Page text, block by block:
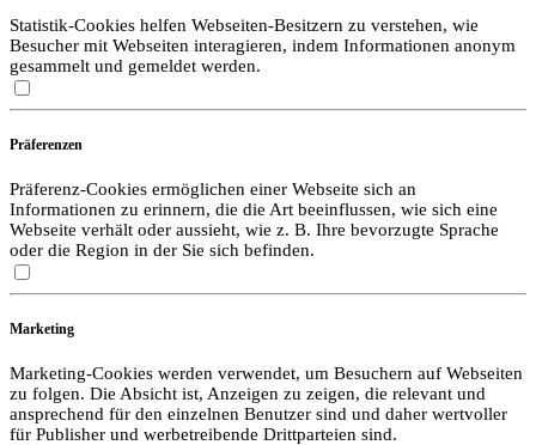
Statistik-Cookies helfen Webseiten-Besitzern zu verstehen, wie
Besucher mit Webseiten interagieren, indem Informationen anonym
gesammelt und gemeldet werden.
Präferenzen
Präferenz-Cookies ermöglichen einer Webseite sich an
Informationen zu erinnern, die die Art beeinflussen, wie sich eine
Webseite verhält oder aussieht, wie z. B. Ihre bevorzugte Sprache
oder die Region in der Sie sich befinden.
Marketing
Marketing-Cookies werden verwendet, um Besuchern auf Webseiten
zu folgen. Die Absicht ist, Anzeigen zu zeigen, die relevant und
ansprechend für den einzelnen Benutzer sind und daher wertvoller
für Publisher und werbetreibende Drittparteien sind.